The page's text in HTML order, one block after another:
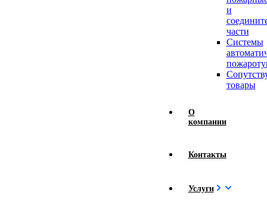
и
части
Системы
товары
О
компании
Контакты
Услуги